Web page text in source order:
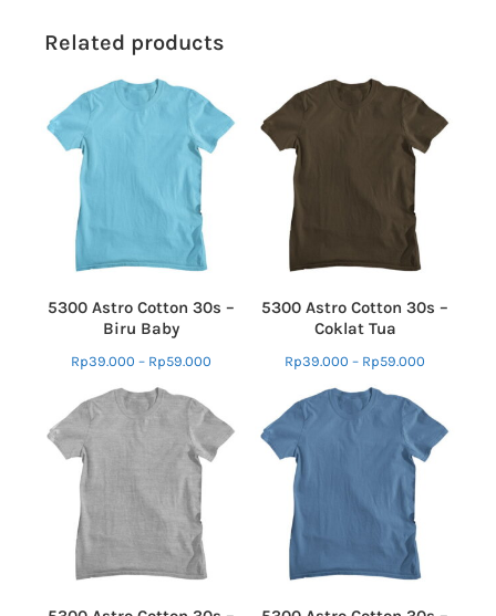
Related products
5300 Astro Cotton 30s –
Biru Baby
Rp39.000 – Rp59.000
5300 Astro Cotton 30s –
Coklat Tua
Rp39.000 – Rp59.000